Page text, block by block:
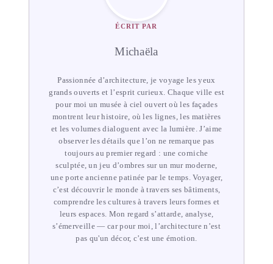
ÉCRIT PAR
Michaëla
Passionnée d’architecture, je voyage les yeux
grands ouverts et l’esprit curieux. Chaque ville est
pour moi un musée à ciel ouvert où les façades
montrent leur histoire, où les lignes, les matières
et les volumes dialoguent avec la lumière. J’aime
observer les détails que l’on ne remarque pas
toujours au premier regard : une corniche
sculptée, un jeu d’ombres sur un mur moderne,
une porte ancienne patinée par le temps. Voyager,
c’est découvrir le monde à travers ses bâtiments,
comprendre les cultures à travers leurs formes et
leurs espaces. Mon regard s’attarde, analyse,
s’émerveille — car pour moi, l’architecture n’est
pas qu'un décor, c’est une émotion.